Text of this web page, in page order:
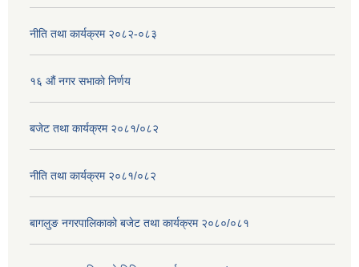
नीति तथा कार्यक्रम २०८२-०८३
१६ ‌औं नगर सभाकाे निर्णय
बजेट तथा कार्यक्रम २०८१/०८२
नीति तथा कार्यक्रम २०८१/०८२
बागलुङ नगरपालिकाको बजेट तथा कार्यक्रम २०८०/०८१